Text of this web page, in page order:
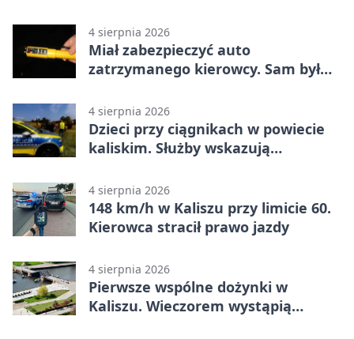
4 sierpnia 2026
Miał zabezpieczyć auto
zatrzymanego kierowcy. Sam był
4 sierpnia 2026
Dzieci przy ciągnikach w powiecie
kaliskim. Służby wskazują
4 sierpnia 2026
148 km/h w Kaliszu przy limicie 60.
Kierowca stracił prawo jazdy
4 sierpnia 2026
Pierwsze wspólne dożynki w
Kaliszu. Wieczorem wystąpią